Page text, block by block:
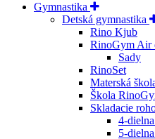
Gymnastika
Detská gymnastika
Rino Kjub
RinoGym Air
Sady
RinoSet
Materská
Škola
Skladacie
4-
5-